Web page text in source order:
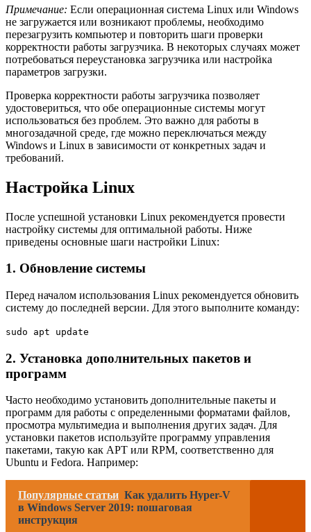
Примечание: Если операционная система Linux или Windows
не загружается или возникают проблемы, необходимо
перезагрузить компьютер и повторить шаги проверки
корректности работы загрузчика. В некоторых случаях может
потребоваться переустановка загрузчика или настройка
параметров загрузки.
Проверка корректности работы загрузчика позволяет
удостовериться, что обе операционные системы могут
использоваться без проблем. Это важно для работы в
многозадачной среде, где можно переключаться между
Windows и Linux в зависимости от конкретных задач и
требований.
Настройка Linux
После успешной установки Linux рекомендуется провести
настройку системы для оптимальной работы. Ниже
приведены основные шаги настройки Linux:
1. Обновление системы
Перед началом использования Linux рекомендуется обновить
систему до последней версии. Для этого выполните команду:
sudo apt update
2. Установка дополнительных пакетов и
программ
Часто необходимо установить дополнительные пакеты и
программ для работы с определенными форматами файлов,
просмотра мультимедиа и выполнения других задач. Для
установки пакетов используйте программу управления
пакетами, такую как APT или RPM, соответственно для
Ubuntu и Fedora. Например:
Популярные статьи Как удалить Hyper-V
в Windows Server 2019: пошаговая
инструкция